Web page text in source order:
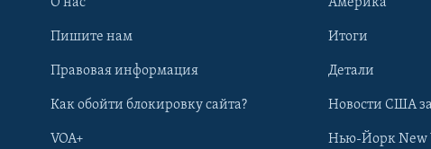
Пишите нам
Правовая информация
Как обойти блокировку сайта?
VOA+
Итоги
Детали
Новости США
Нью-Йорк New